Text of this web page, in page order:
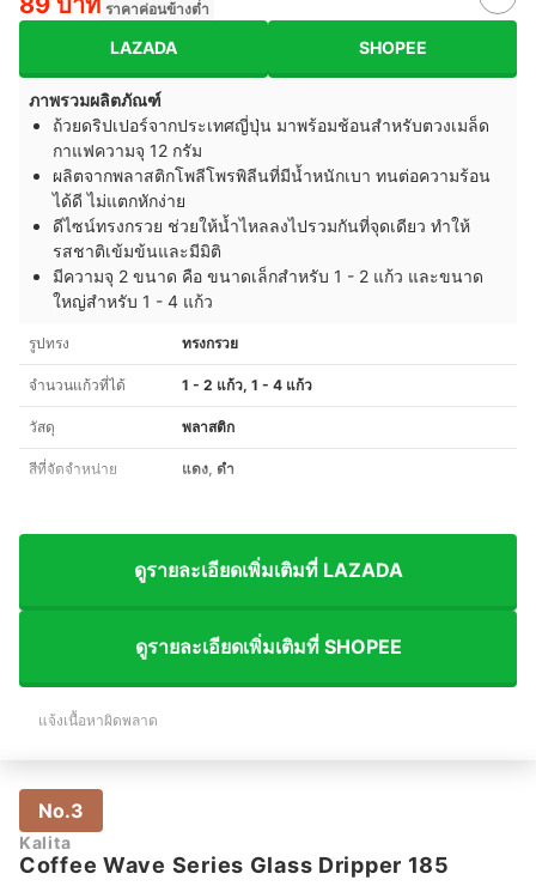
ราคาค่อนข้างต่ำ
LAZADA SHOPEE
ภาพรวมผลิตภัณฑ์
ถ้วยดริปเปอร์จากประเทศญี่ปุ่น มาพร้อมช้อนสำหรับตวงเมล็ด
กาแฟความจุ 12 กรัม
ผลิตจากพลาสติกโพลีโพรพิลีนที่มีน้ำหนักเบา ทนต่อความร้อน
ได้ดี ไม่แตกหักง่าย
ดีไซน์ทรงกรวย ช่วยให้น้ำไหลลงไปรวมกันที่จุดเดียว ทำให้
รสชาติเข้มข้นและมีมิติ
มีความจุ 2 ขนาด คือ ขนาดเล็กสำหรับ 1 - 2 แก้ว และขนาด
ใหญ่สำหรับ 1 - 4 แก้ว
รูปทรง ทรงกรวย
จำนวนแก้วที่ได้ 1 - 2 แก้ว, 1 - 4 แก้ว
วัสดุ พลาสติก
สีที่จัดจำหน่าย แดง, ดำ
ดูรายละเอียดเพิ่มเติมที่ LAZADA
ดูรายละเอียดเพิ่มเติมที่ SHOPEE
แจ้งเนื้อหาผิดพลาด
No.3
Kalita
Coffee Wave Series Glass Dripper 185